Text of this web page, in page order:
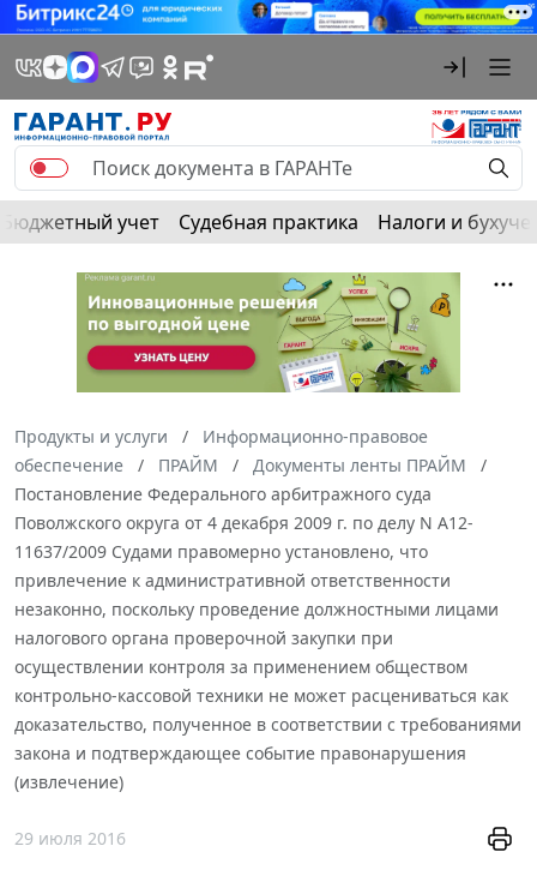
Бюджетный учет Судебная практика Налоги и
Продукты и услуги
Информационно-правовое
обеспечение
ПРАЙМ
Документы ленты ПРАЙМ
Постановление Федерального арбитражного суда
Поволжского округа от 4 декабря 2009 г. по делу N А12-
11637/2009 Судами правомерно установлено, что
привлечение к административной ответственности
незаконно, поскольку проведение должностными лицами
налогового органа проверочной закупки при
осуществлении контроля за применением обществом
контрольно-кассовой техники не может расцениваться как
доказательство, полученное в соответствии с требованиями
закона и подтверждающее событие правонарушения
(извлечение)
29 июля 2016